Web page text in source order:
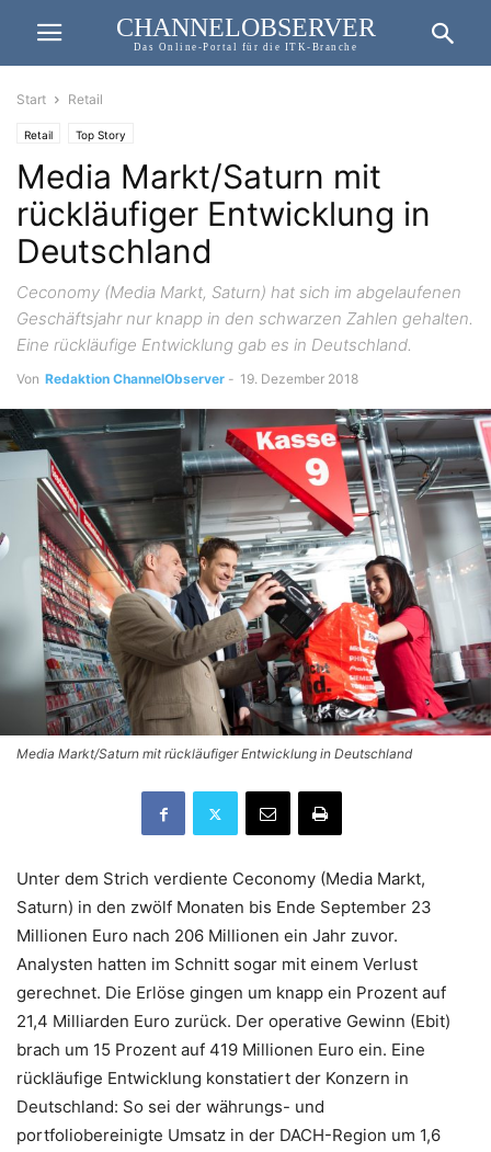
CHANNELOBSERVER
Das Online-Portal für die ITK-Branche
Start Retail
Retail Top Story
Media Markt/Saturn mit
rückläufiger Entwicklung in
Deutschland
Ceconomy (Media Markt, Saturn) hat sich im abgelaufenen
Geschäftsjahr nur knapp in den schwarzen Zahlen gehalten.
Eine rückläufige Entwicklung gab es in Deutschland.
Von Redaktion ChannelObserver - 19. Dezember 2018
Media Markt/Saturn mit rückläufiger Entwicklung in Deutschland
Unter dem Strich verdiente Ceconomy (Media Markt,
Saturn) in den zwölf Monaten bis Ende September 23
Millionen Euro nach 206 Millionen ein Jahr zuvor.
Analysten hatten im Schnitt sogar mit einem Verlust
gerechnet. Die Erlöse gingen um knapp ein Prozent auf
21,4 Milliarden Euro zurück. Der operative Gewinn (Ebit)
brach um 15 Prozent auf 419 Millionen Euro ein. Eine
rückläufige Entwicklung konstatiert der Konzern in
Deutschland: So sei der währungs- und
portfoliobereinigte Umsatz in der DACH-Region um 1,6